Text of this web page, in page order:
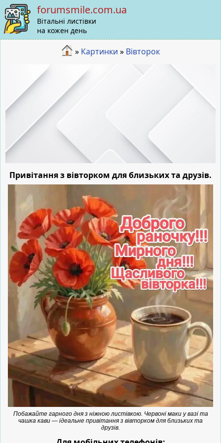
forumsmile.com.ua
Вітальні листівки
на кожен день
» Картинки » Вівторок
Привітання з вівторком для близьких та друзів.
Побажайте гарного дня з ніжною листівкою. Червоні маки у вазі та
чашка кави — ідеальне привітання з вівторком для близьких та
друзів.